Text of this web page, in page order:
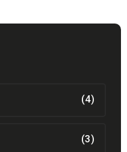
(4)
(3)